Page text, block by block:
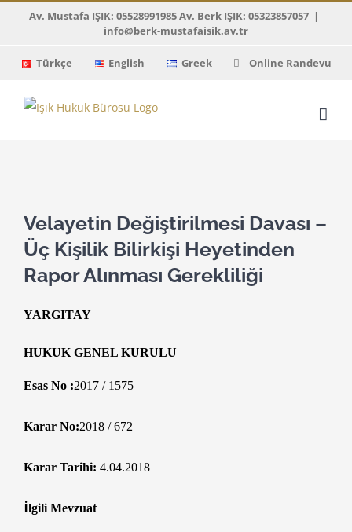
Av. Mustafa IŞIK: 05528991985 Av. Berk IŞIK: 05323857057 |
info@berk-mustafaisik.av.tr
Türkçe English Greek Online Randevu
Larger
Image
Velayetin Değiştirilmesi Davası –
Üç Kişilik Bilirkişi Heyetinden
Rapor Alınması Gerekliliği
YARGITAY
HUKUK GENEL KURULU
Esas No :2017 / 1575
Karar No:2018 / 672
Karar Tarihi: 4.04.2018
İlgili Mevzuat